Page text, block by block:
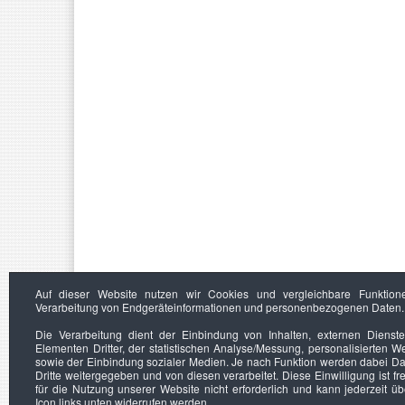
Auf dieser Website nutzen wir Cookies und vergleichbare
Verarbeitung von Endgeräteinformationen und personenbezogenen Daten.
Die Verarbeitung dient der Einbindung von Inhalten, externen
Elementen Dritter, der statistischen Analyse/Messung, personalisierten
sowie der Einbindung sozialer Medien. Je nach Funktion werden dabei
Dritte weitergegeben und von diesen verarbeitet. Diese Einwilligung ist
für die Nutzung unserer Website nicht erforderlich und kann jederzeit
Icon links unten widerrufen werden.